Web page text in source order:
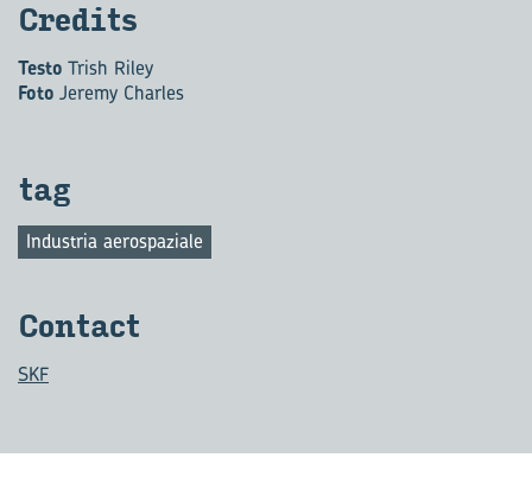
Cre­di­ts
Testo Trish Riley
Foto Jeremy Charles
tag
Industria aerospaziale
Con­tact
SKF